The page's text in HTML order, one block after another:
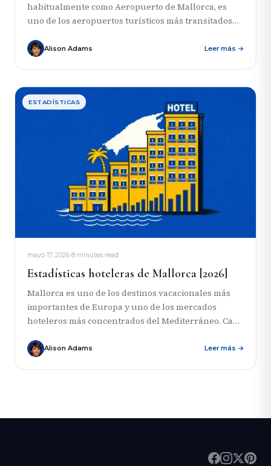
habitualmente como Aeropuerto de Mallorca, es
uno de los aeropuertos turísticos más transitados
Alison Adams Leer más →
ESTADÍSTICAS
mayo 17, 2026·8 minutes read
Estadísticas hoteleras de Mallorca [2026]
Mallorca es uno de los destinos vacacionales más
importantes de Europa y uno de los mercados
hoteleros más concentrados del Mediterráneo. Cada
Alison Adams Leer más →